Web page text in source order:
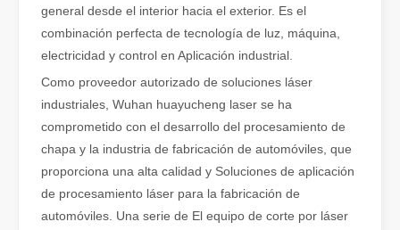
¿Qué es el corte por láser? La ciencia de la rebanada
¿Qué es el corte por láser? La ciencia del corte En esencia, el
general desde el interior hacia el exterior. Es el
combinación perfecta de tecnología de luz, máquina,
electricidad y control en Aplicación industrial.
Como proveedor autorizado de soluciones láser
industriales, Wuhan huayucheng laser se ha
comprometido con el desarrollo del procesamiento de
chapa y la industria de fabricación de automóviles, que
proporciona una alta calidad y Soluciones de aplicación
de procesamiento láser para la fabricación de
automóviles. Una serie de El equipo de corte por láser